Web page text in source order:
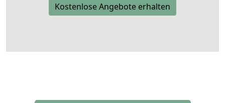
Kostenlose Angebote erhalten